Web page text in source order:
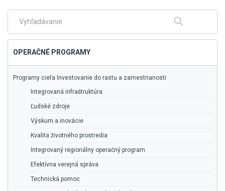
menu
Fulltextové
Hľadať
OPERAČNÉ PROGRAMY
Programy cieľa Investovanie do rastu a zamestnanosti
Integrovaná infraštruktúra
Ľudské zdroje
Výskum a inovácie
Kvalita životného prostredia
Integrovaný regionálny operačný program
Efektívna verejná správa
Technická pomoc